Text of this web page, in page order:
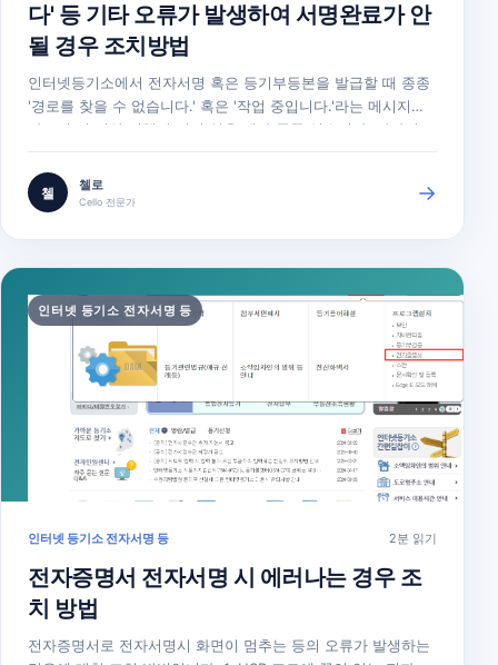
다' 등 기타 오류가 발생하여 서명완료가 안
될 경우 조치방법
인터넷등기소에서 전자서명 혹은 등기부등본을 발급할 때 종종
'경로를 찾을 수 없습니다.' 혹은 '작업 중입니다.'라는 메시지가
나오며 더 이상 진행이 되지 않을 때가 종종 있습니다. 따라서
이때 조치해야 할 사항을 하나하나 살펴보겠습니다. 1. 인터넷등
기소를 신뢰할 수 있는 사이트에 등록 신뢰할 수 있는 사이트에
인터넷등기소 URL 주소(http://www.iros.go.kr)가 등록되어…
첼 첼로
Cello 전문가 →
인터넷 등기소 전자서명 등
인터넷 등기소 전자서명 등 2분 읽기
전자증명서 전자서명 시 에러나는 경우 조
치 방법
전자증명서로 전자서명시 화면이 멈추는 등의 오류가 발생하는